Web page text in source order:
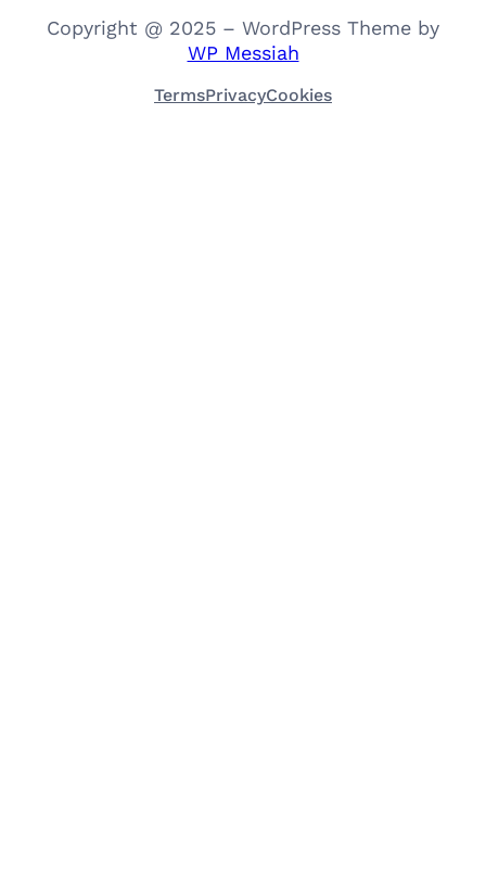
Copyright @ 2025 – WordPress Theme by
WP Messiah
TermsPrivacyCookies